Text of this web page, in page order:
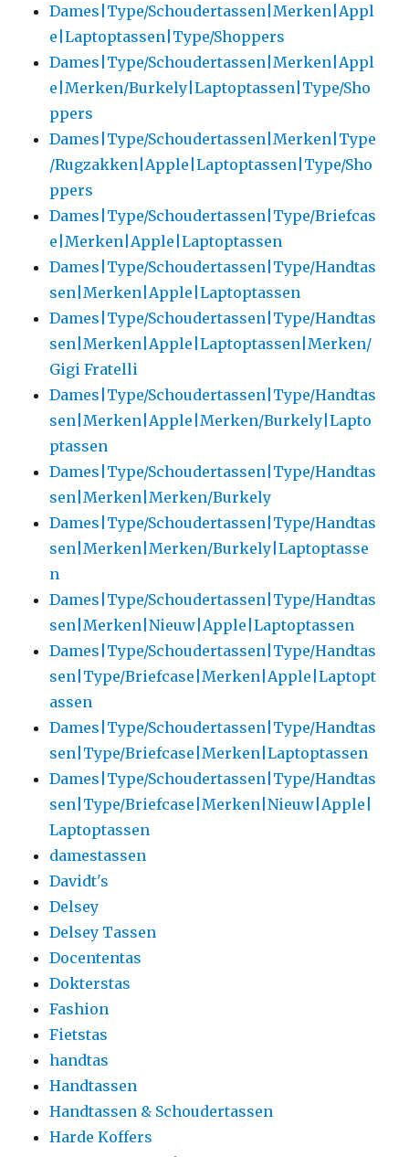
Dames|Type/Schoudertassen|Merken|Appl
e|Laptoptassen|Type/Shoppers
Dames|Type/Schoudertassen|Merken|Appl
e|Merken/Burkely|Laptoptassen|Type/Sho
ppers
Dames|Type/Schoudertassen|Merken|Type
/Rugzakken|Apple|Laptoptassen|Type/Sho
ppers
Dames|Type/Schoudertassen|Type/Briefcas
e|Merken|Apple|Laptoptassen
Dames|Type/Schoudertassen|Type/Handtas
sen|Merken|Apple|Laptoptassen
Dames|Type/Schoudertassen|Type/Handtas
sen|Merken|Apple|Laptoptassen|Merken/
Gigi Fratelli
Dames|Type/Schoudertassen|Type/Handtas
sen|Merken|Apple|Merken/Burkely|Lapto
ptassen
Dames|Type/Schoudertassen|Type/Handtas
sen|Merken|Merken/Burkely
Dames|Type/Schoudertassen|Type/Handtas
sen|Merken|Merken/Burkely|Laptoptasse
n
Dames|Type/Schoudertassen|Type/Handtas
sen|Merken|Nieuw|Apple|Laptoptassen
Dames|Type/Schoudertassen|Type/Handtas
sen|Type/Briefcase|Merken|Apple|Laptopt
assen
Dames|Type/Schoudertassen|Type/Handtas
sen|Type/Briefcase|Merken|Laptoptassen
Dames|Type/Schoudertassen|Type/Handtas
sen|Type/Briefcase|Merken|Nieuw|Apple|
Laptoptassen
damestassen
Davidt's
Delsey
Delsey Tassen
Docententas
Dokterstas
Fashion
Fietstas
handtas
Handtassen
Handtassen & Schoudertassen
Harde Koffers